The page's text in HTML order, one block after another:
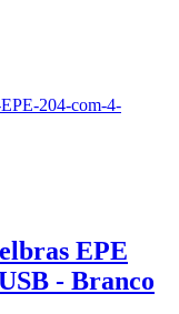
EPE
- Branco